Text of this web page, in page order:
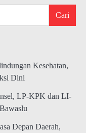
Cari
Kesehatan,
Dini
LP-KPK dan LI-
Depan Daerah,